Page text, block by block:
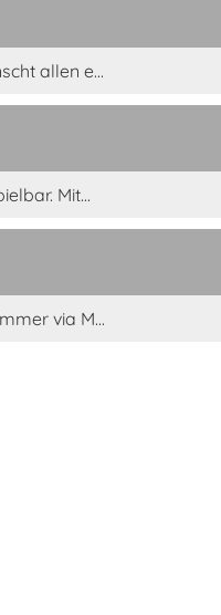
allen e...
Mit...
via M...